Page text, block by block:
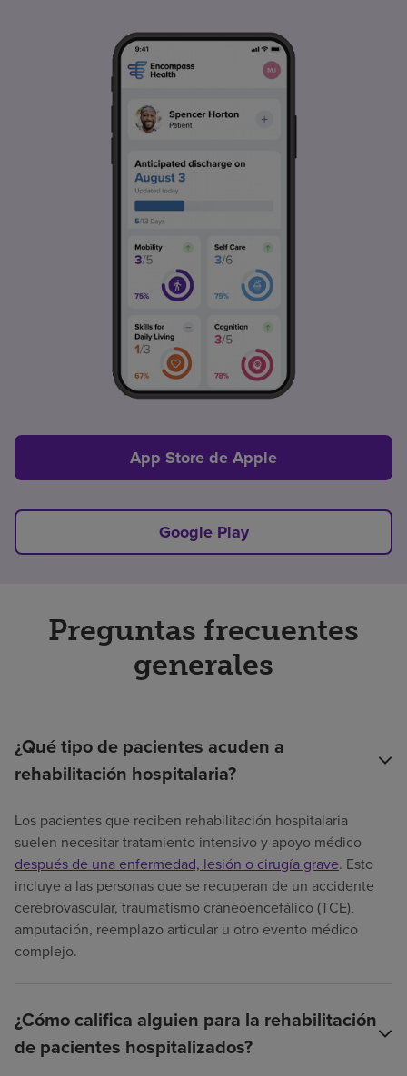
App Store de Apple
Google Play
Preguntas frecuentes
generales
¿Qué tipo de pacientes acuden a
rehabilitación hospitalaria?
Los pacientes que reciben rehabilitación hospitalaria
suelen necesitar tratamiento intensivo y apoyo médico
después de una enfermedad, lesión o cirugía grave. Esto
incluye a las personas que se recuperan de un accidente
cerebrovascular, traumatismo craneoencefálico (TCE),
amputación, reemplazo articular u otro evento médico
complejo.
¿Cómo califica alguien para la rehabilitación
de pacientes hospitalizados?